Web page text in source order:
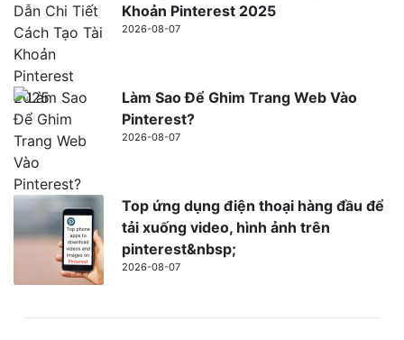
Khoản Pinterest 2025
2026-08-07
Làm Sao Để Ghim Trang Web Vào
Pinterest?
2026-08-07
Top ứng dụng điện thoại hàng đầu để
tải xuống video, hình ảnh trên
pinterest&nbsp;
2026-08-07